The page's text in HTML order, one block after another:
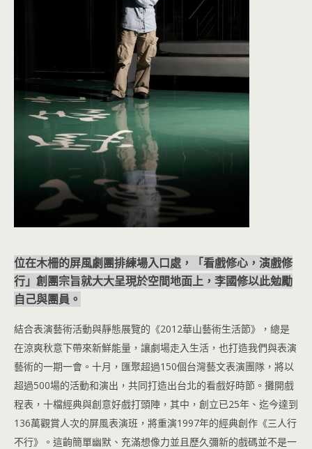
位在木柵的屏風劇團排練場入口處，「看戲修心，演戲修
行」創團宗旨就大大呈現於空間地面上，李國修以此勉勵
自己與團員。
結合表演藝術活動與靜態展覽的《2012華山藝術生活節》，總是
在涼爽秋意下帶來新鮮能量，讓劇場走入生活，也打造我們與表演
藝術的一期一會。十月，匯聚超過150個台灣藝文表演團隊，將以
超過500場的活動和演出，共同打造出台北的看戲好時節。攤開戲
程表，十檔經典與創意好戲打頭陣，其中，創立已25年、迄今達到
136萬觀賞人次的屏風表演班，將重演1997年的經典創作《三人行
不行》。這齣簡單幽默、充滿想像力並且歷久彌新的戲碼並不是一